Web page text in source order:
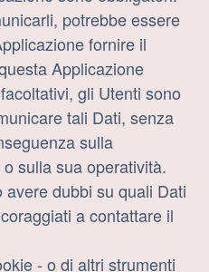
potrebbe essere
fornire il
Applicazione
gli Utenti sono
tali Dati, senza
sulla
sulla sua operatività.
dubbi su quali Dati
a contattare il
- o di altri strumenti